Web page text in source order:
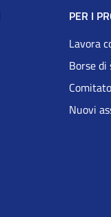
PER I
Lavora
Borse
Nuovi